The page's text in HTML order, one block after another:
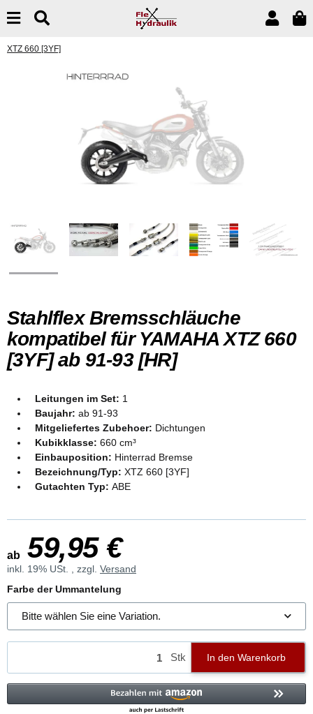
XTZ 660 [3YF]
Stahlflex Bremsschläuche
kompatibel für YAMAHA XTZ 660
[3YF] ab 91-93 [HR]
Leitungen im Set: 1
Baujahr: ab 91-93
Mitgeliefertes Zubehoer: Dichtungen
Kubikklasse: 660 cm³
Einbauposition: Hinterrad Bremse
Bezeichnung/Typ: XTZ 660 [3YF]
Gutachten Typ: ABE
ab 59,95 €
inkl. 19% USt. , zzgl. Versand
Farbe der Ummantelung
Bitte wählen Sie eine Variation.
Stk In den Warenkorb